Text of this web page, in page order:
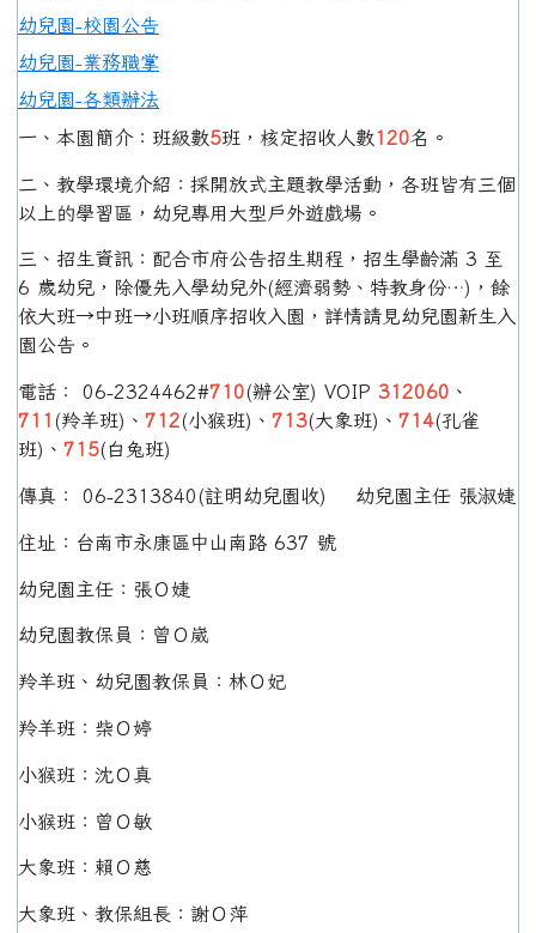
幼兒園-校園公告
幼兒園-業務職掌
幼兒園-各類辦法
一、本園簡介：班級數5班，核定招收人數120名。
二、教學環境介紹：採開放式主題教學活動，各班皆有三個
以上的學習區，幼兒專用大型戶外遊戲場。
三、招生資訊：配合市府公告招生期程，招生學齡滿 3 至
6 歲幼兒，除優先入學幼兒外(經濟弱勢、特教身份…)，餘
依大班→中班→小班順序招收入園，詳情請見幼兒園新生入
園公告。
電話： 06-2324462#710(辦公室) VOIP 312060 、
711 (羚羊班)、 712(小猴班)、 713(大象班)、 714(孔雀
班)、 715(白兔班)
傳真： 06-2313840(註明幼兒園收) 幼兒園主任 張淑婕
住址：台南市永康區中山南路 637 號
幼兒園主任：張Ｏ婕
幼兒園教保員：曾Ｏ崴
羚羊班、幼兒園教保員：林Ｏ妃
羚羊班：柴Ｏ婷
小猴班：沈Ｏ真
小猴班：曾Ｏ敏
大象班：賴Ｏ慈
大象班、教保組長：謝Ｏ萍